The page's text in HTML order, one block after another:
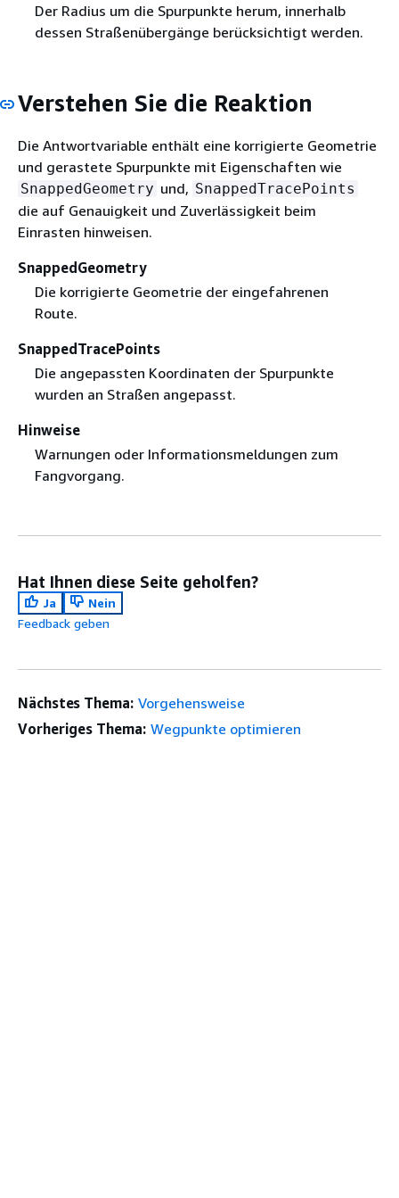
Der Radius um die Spurpunkte herum, innerhalb
dessen Straßenübergänge berücksichtigt werden.
Verstehen Sie die Reaktion
Die Antwortvariable enthält eine korrigierte Geometrie
und gerastete Spurpunkte mit Eigenschaften wie
SnappedGeometry und, SnappedTracePoints
die auf Genauigkeit und Zuverlässigkeit beim
Einrasten hinweisen.
SnappedGeometry
Die korrigierte Geometrie der eingefahrenen
Route.
SnappedTracePoints
Die angepassten Koordinaten der Spurpunkte
wurden an Straßen angepasst.
Hinweise
Warnungen oder Informationsmeldungen zum
Fangvorgang.
Hat Ihnen diese Seite geholfen?
Ja
Nein
Feedback geben
Nächstes Thema: Vorgehensweise
Vorheriges Thema: Wegpunkte optimieren